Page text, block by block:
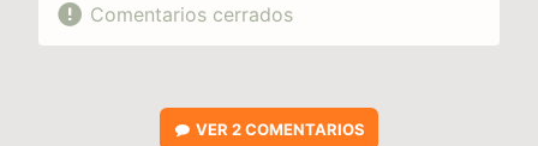
Comentarios cerrados
VER2 COMENTARIOS